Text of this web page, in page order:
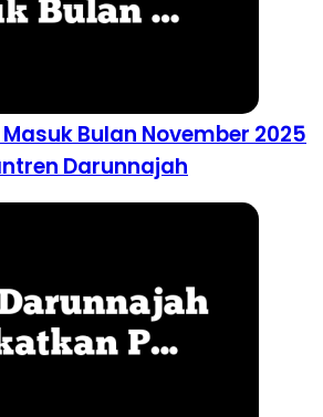
Bulan November 2025
Darunnajah